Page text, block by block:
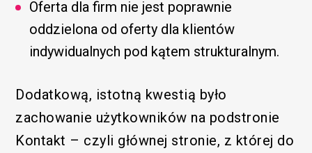
Oferta dla firm nie jest poprawnie
oddzielona od oferty dla klientów
indywidualnych pod kątem strukturalnym.
Dodatkową, istotną kwestią było
zachowanie użytkowników na podstronie
Kontakt – czyli głównej stronie, z której do